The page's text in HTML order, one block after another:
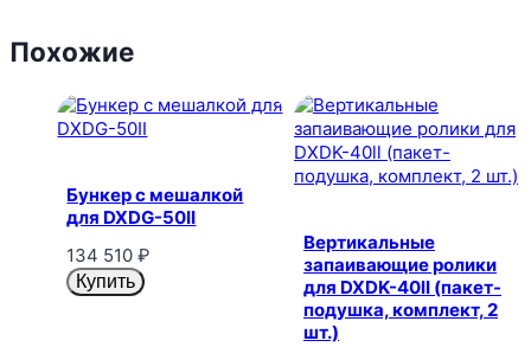
Похожие
Бункер с мешалкой
для DXDG-50II
134 510₽
Купить
Вертикальные
запаивающие ролики
для DXDK-40ll (пакет-
подушка, комплект, 2
шт.)